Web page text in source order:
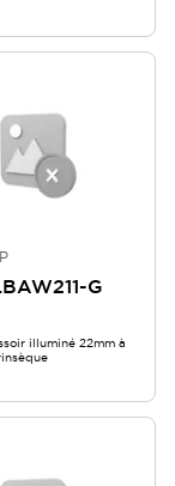
G
illuminé 22mm à